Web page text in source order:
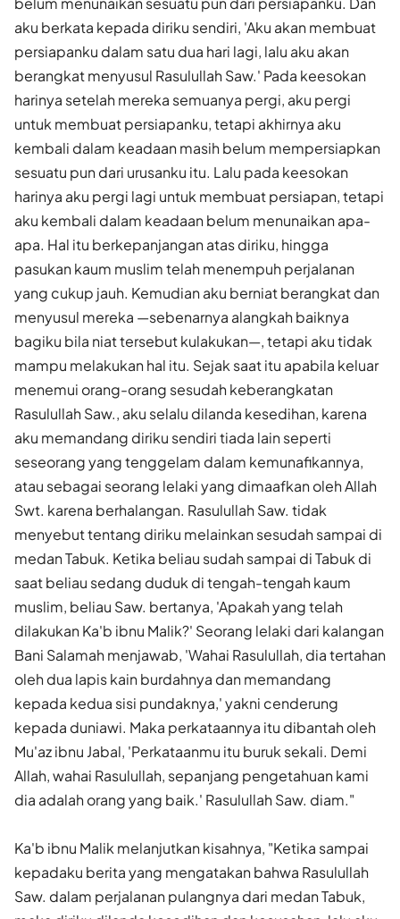
aku berkata kepada diriku sendiri, 'Aku akan membuat
persiapanku dalam satu dua hari lagi, lalu aku akan
berangkat menyusul Rasulullah Saw.' Pada keesokan
harinya setelah mereka semuanya pergi, aku pergi
untuk membuat persiapanku, tetapi akhirnya aku
kembali dalam keadaan masih belum mempersiapkan
sesuatu pun dari urusanku itu. Lalu pada keesokan
harinya aku pergi lagi untuk membuat persiapan, tetapi
aku kembali dalam keadaan belum menunaikan apa-
apa. Hal itu berkepanjangan atas diriku, hingga
pasukan kaum muslim telah menempuh perjalanan
yang cukup jauh. Kemudian aku berniat berangkat dan
menyusul mereka —sebenar­nya alangkah baiknya
bagiku bila niat tersebut kulakukan—, tetapi aku tidak
mampu melakukan hal itu. Sejak saat itu apabila keluar
menemui orang-orang sesudah ke­berangkatan
Rasulullah Saw., aku selalu dilanda kesedihan, karena
aku memandang diriku sendiri tiada lain seperti
seseorang yang tenggelam dalam kemunafikannya,
atau sebagai seorang lelaki yang dimaafkan oleh Allah
Swt. karena berhalangan. Rasulullah Saw. tidak
menyebut tentang diriku melainkan sesudah sampai di
medan Tabuk. Ketika beliau sudah sampai di Tabuk di
saat beliau sedang duduk di tengah-tengah kaum
muslim, beliau Saw. bertanya, 'Apakah yang telah
dilakukan Ka'b ibnu Malik?' Seorang lelaki dari kalangan
Bani Salamah menjawab, 'Wahai Rasulullah, dia tertahan
oleh dua lapis kain burdahnya dan memandang
kepada kedua sisi pundaknya,' yakni cenderung
kepada duniawi. Maka perkataannya itu dibantah oleh
Mu'az ibnu Jabal, 'Perkataanmu itu buruk sekali. Demi
Allah, wahai Rasulullah, sepanjang pengetahuan kami
dia adalah orang yang baik.' Rasulullah Saw. diam."
Ka'b ibnu Malik melanjutkan kisahnya, "Ketika sampai
kepadaku berita yang mengatakan bahwa Rasulullah
Saw. dalam perjalanan pulangnya dari medan Tabuk,